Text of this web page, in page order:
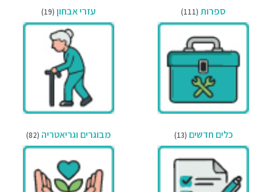
עזרי אבחון (19) ספרות (111)
מבוגרים וגריאטריה (82) כלים חדשים (13)